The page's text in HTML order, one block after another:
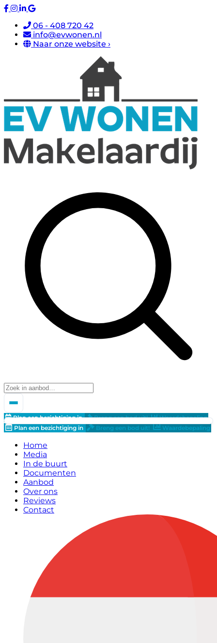
06 - 408 720 42
info@evwonen.nl
Naar onze website ›
Plan een bezichtiging in Breng een bod uit!
Waardebepaling
Plan een bezichtiging in
Breng een bod uit! Waardebepaling
Home
Media
In de buurt
Documenten
Aanbod
Over ons
Reviews
Contact